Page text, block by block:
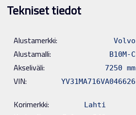
Tekniset tiedot
Alustamerkki: Volvo
Alustamalli: B10M-C
Akseliväli: 7250 mm
VIN: YV31MA716VA046626
Korimerkki: Lahti